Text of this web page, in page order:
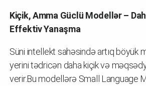
Kiçik, Amma Güclü Modellər –
Effektiv Yanaşma
Süni intellekt sahəsində artıq böyük
yerini tədricən daha kiçik və
verir.Bu modellərə Small Language